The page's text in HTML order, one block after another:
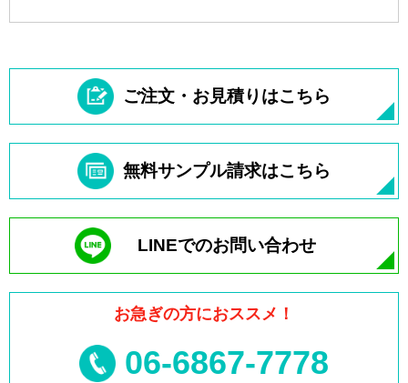
ご注文・お見積りはこちら
無料サンプル請求はこちら
LINEでのお問い合わせ
お急ぎの方におススメ！
06-6867-7778